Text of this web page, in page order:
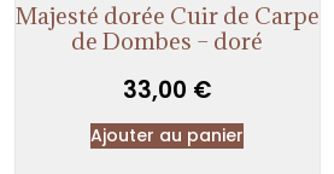
Majesté dorée Cuir de Carpe
de Dombes – doré
33,00 €
Ajouter au panier